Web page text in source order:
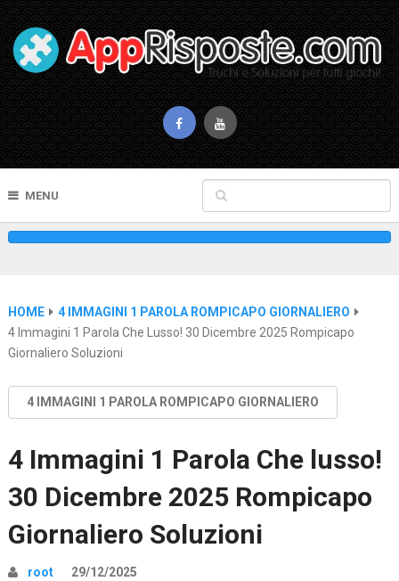
MENU
HOME
4 IMMAGINI 1 PAROLA ROMPICAPO GIORNALIERO
4 Immagini 1 Parola Che Lusso! 30 Dicembre 2025 Rompicapo
Giornaliero Soluzioni
4 IMMAGINI 1 PAROLA ROMPICAPO GIORNALIERO
4 Immagini 1 Parola Che lusso!
30 Dicembre 2025 Rompicapo
Giornaliero Soluzioni
root 29/12/2025